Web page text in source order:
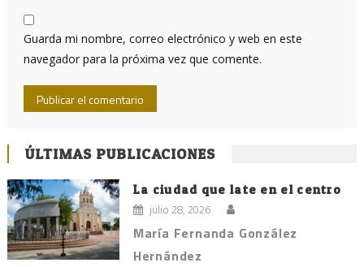
Guarda mi nombre, correo electrónico y web en este
navegador para la próxima vez que comente.
ÚLTIMAS PUBLICACIONES
La ciudad que late en el centro
julio 28, 2026
María Fernanda González
Hernández